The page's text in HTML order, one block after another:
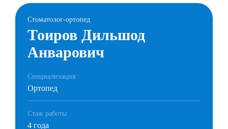
Стоматолог-ортопед
Тоиров Дильшод
Анварович
Специализация
Ортопед
Стаж работы
4 года